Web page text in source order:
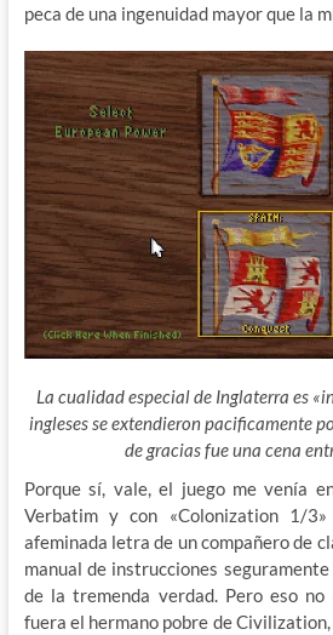
peca de una ingenuidad mayor que la
La cualidad especial de Inglaterra es
ingleses se extendieron pacificamente
de gracias fue una cena
Porque sí, vale, el juego me venía
Verbatim y con «Colonization 1/
afeminada letra de un compañero de
manual de instrucciones
de la tremenda verdad. Pero eso
fuera el hermano pobre de